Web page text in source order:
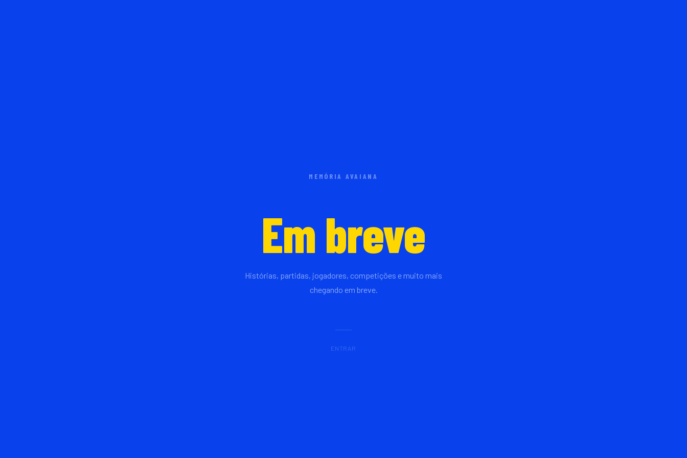
MEMÓRIA AVAIANA
Em breve
Histórias, partidas, jogadores, competições e muito mais
chegando em breve.
ENTRAR